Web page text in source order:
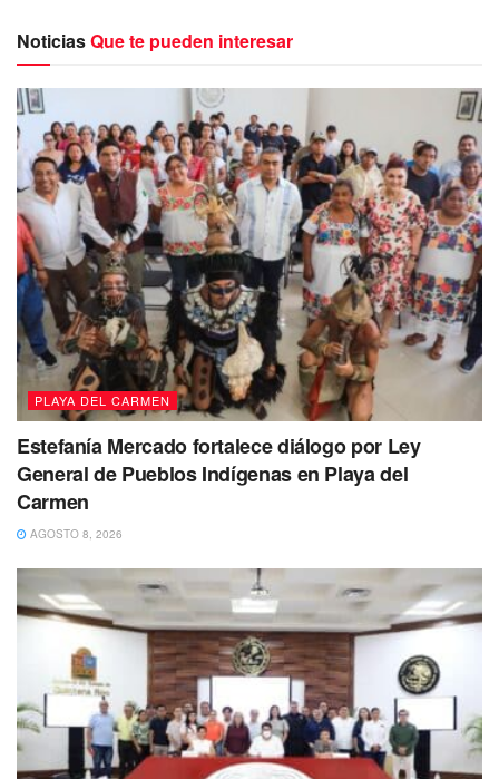
Ante lo sucedido se desplegó un operativo de seguridad
en el que los elementos policíacos bloquearon la vialidad
con la finalidad de salvaguardar a quienes transitaban por
la zona.
De manera que para evitar una ‘desgracia’, debido a las
fuertes lluvias y el pavimento mojado, la vialidad fue
bloqueada por un momento.
Y es que el olor o casi nada por este corto circuito pudo
percibirse varias cuadras a la redonda.
Por último arribaron empleados de la Comisión Federal de
Electricidad (CFE), quienes apoyados con una grúa
lograron retirar el cable cortado.
NoticiasQue te pueden interesar
PLAYA DEL CARMEN
Estefanía Mercado fortalece diálogo por Ley
General de Pueblos Indígenas en Playa del
Carmen
AGOSTO 8, 2026